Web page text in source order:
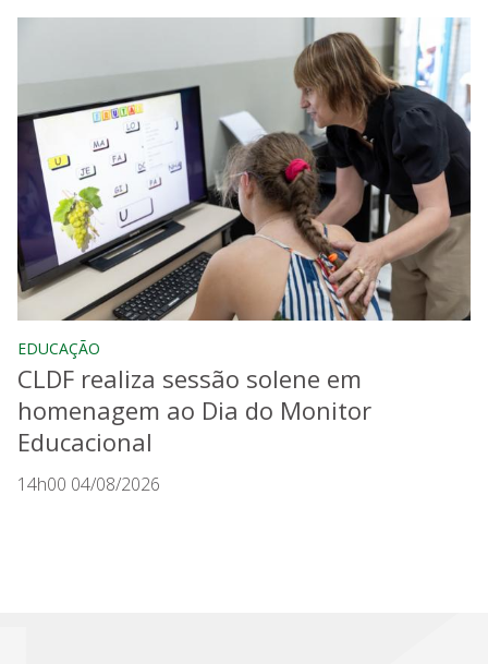
EDUCAÇÃO
CLDF realiza sessão solene em
homenagem ao Dia do Monitor
Educacional
14h00 04/08/2026